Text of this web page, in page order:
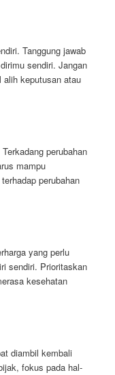
Tanggung jawab
sendiri. Jangan
alih keputusan atau
perubahan
mampu
perubahan
yang perlu
sendiri. Prioritaskan
kesehatan
diambil kembali
fokus pada hal-